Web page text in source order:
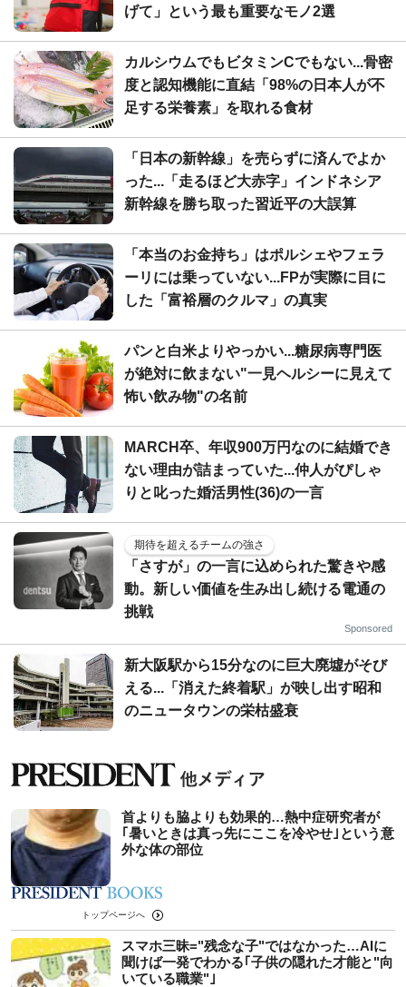
げて」という最も重要なモノ2選
カルシウムでもビタミンCでもない...骨密
度と認知機能に直結「98%の日本人が不
足する栄養素」を取れる食材
「日本の新幹線」を売らずに済んでよか
った...「走るほど大赤字」インドネシア
新幹線を勝ち取った習近平の大誤算
「本当のお金持ち」はポルシェやフェラ
ーリには乗っていない...FPが実際に目に
した「富裕層のクルマ」の真実
パンと白米よりやっかい...糖尿病専門医
が絶対に飲まない"一見ヘルシーに見えて
怖い飲み物"の名前
MARCH卒、年収900万円なのに結婚でき
ない理由が詰まっていた...仲人がぴしゃ
りと叱った婚活男性(36)の一言
期待を超えるチームの強さ
「さすが」の一言に込められた驚きや感
動。新しい価値を生み出し続ける電通の
挑戦
Sponsored
新大阪駅から15分なのに巨大廃墟がそび
える...「消えた終着駅」が映し出す昭和
のニュータウンの栄枯盛衰
首よりも脇よりも効果的…熱中症研究者が
｢暑いときは真っ先にここを冷やせ｣という意
外な体の部位
トップページへ
スマホ三昧="残念な子"ではなかった…AIに
聞けば一発でわかる｢子供の隠れた才能と"向
いている職業"｣